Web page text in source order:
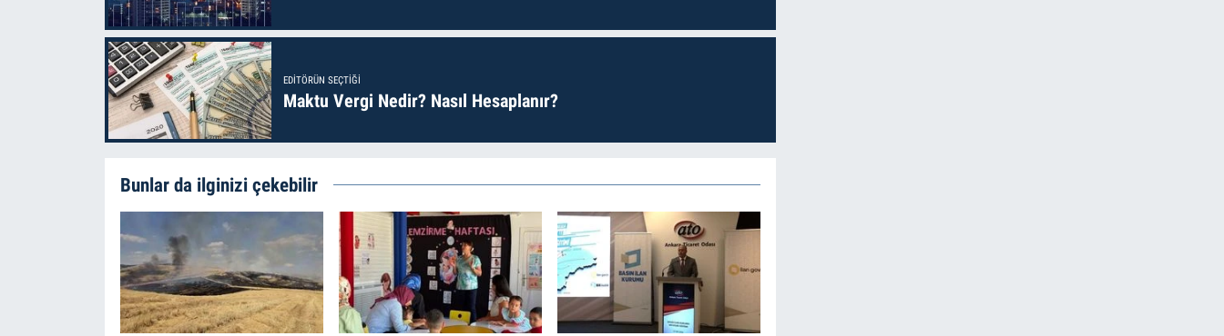
EDITÖRÜN SEÇTIĞI
Maktu Vergi Nedir? Nasıl Hesaplanır?
Bunlar da ilginizi çekebilir